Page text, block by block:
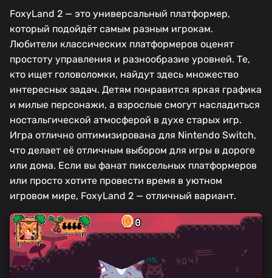
FoxyLand 2 — это универсальный платформер,
который подойдёт самым разным игрокам.
Любители классических платформеров оценят
простоту управления и разнообразие уровней. Те,
кто ищет головоломки, найдут здесь множество
интересных задач. Детям понравится яркая графика
и милые персонажи, а взрослые смогут насладиться
ностальгической атмосферой в духе старых игр.
Игра отлично оптимизирована для Nintendo Switch,
что делает её отличным выбором для игры в дороге
или дома. Если вы фанат пиксельных платформеров
или просто хотите провести время в уютном
игровом мире, FoxyLand 2 — отличный вариант.